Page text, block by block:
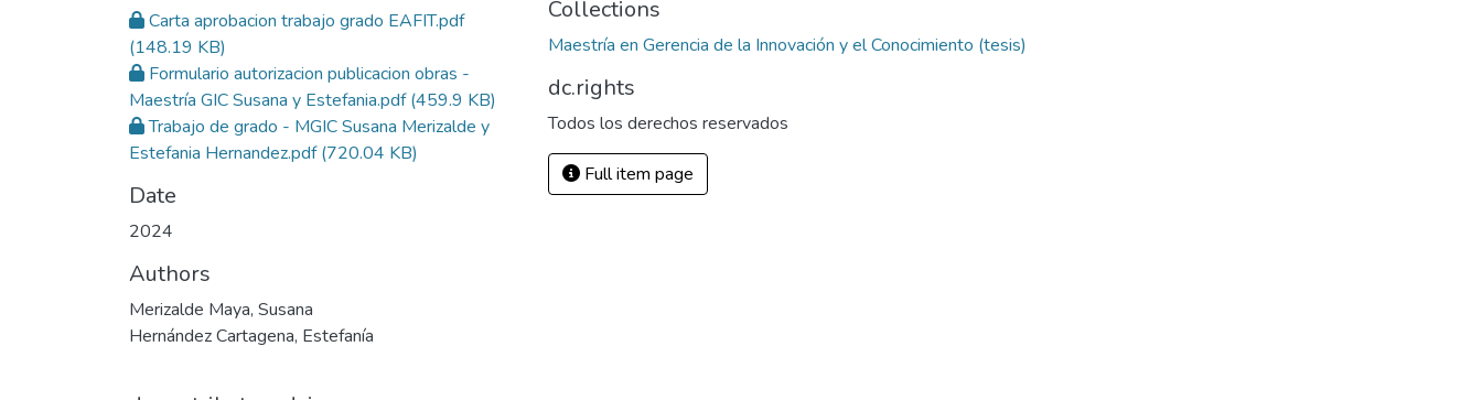
Carta aprobacion trabajo grado EAFIT.pdf
(148.19 KB)
Formulario autorizacion publicacion obras -
Maestría GIC Susana y Estefania.pdf(459.9 KB)
Trabajo de grado - MGIC Susana Merizalde y
Estefania Hernandez.pdf(720.04 KB)
Date
2024
Authors
Merizalde Maya, Susana
Hernández Cartagena, Estefanía
Collections
Maestría en Gerencia de la Innovación y el Conocimiento (tesis)
dc.rights
Todos los derechos reservados
Full item page